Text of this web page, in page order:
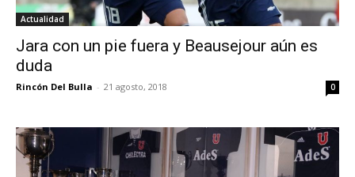
Actualidad
Jara con un pie fuera y Beausejour aún es
duda
Rincón Del Bulla - 21 agosto, 2018 0